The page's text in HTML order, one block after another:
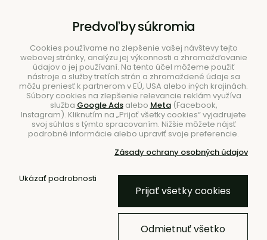
Hľadať
Úvod Stolovanie
Predvoľby súkromia
Cookies používame na zlepšenie vašej návštevy tejto
webovej stránky, analýzu jej výkonnosti a zhromažďovanie
údajov o jej používaní. Na tento účel môžeme použiť
nástroje a služby tretích strán a zhromaždené údaje sa
môžu preniesť k partnerom v EÚ, USA alebo iných krajinách.
Súbory cookies na zlepšenie relevancie reklám využíva
služba Google Adsalebo Meta(Facebook,
Instagram). Kliknutím na „Prijať všetky cookies“ vyjadrujete
svoj súhlas s týmto spracovaním. Nižšie môžete nájsť
podrobné informácie alebo upraviť svoje preferencie.
Zásady ochrany osobných údajov
Ukázať podrobnosti
Prijať všetky cookies
Odmietnuť všetko